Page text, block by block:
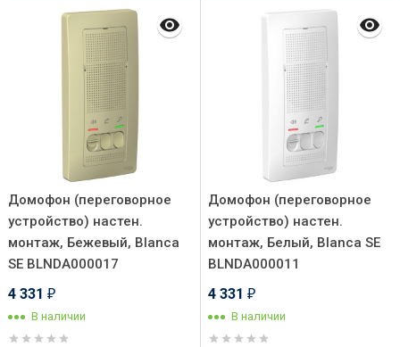
Домофон (переговорное
устройство) настен.
монтаж, Бежевый, Blanca
SE BLNDA000017
4 331 ₽
В наличии
Домофон (переговорное
устройство) настен.
монтаж, Белый, Blanca SE
BLNDA000011
4 331 ₽
В наличии